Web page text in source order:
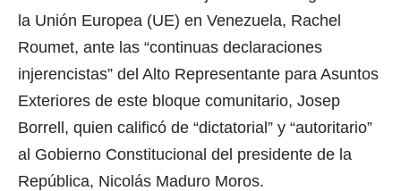
la Unión Europea (UE) en Venezuela, Rachel
Roumet, ante las “continuas declaraciones
injerencistas” del Alto Representante para Asuntos
Exteriores de este bloque comunitario, Josep
Borrell, quien calificó de “dictatorial” y “autoritario”
al Gobierno Constitucional del presidente de la
República, Nicolás Maduro Moros.